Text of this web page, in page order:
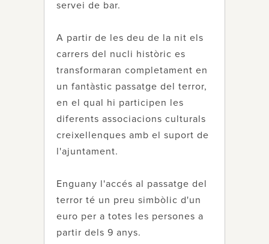
servei de bar.
A partir de les deu de la nit els
carrers del nucli històric es
transformaran completament en
un fantàstic passatge del terror,
en el qual hi participen les
diferents associacions culturals
creixellenques amb el suport de
l'ajuntament.
Enguany l'accés al passatge del
terror té un preu simbòlic d'un
euro per a totes les persones a
partir dels 9 anys.